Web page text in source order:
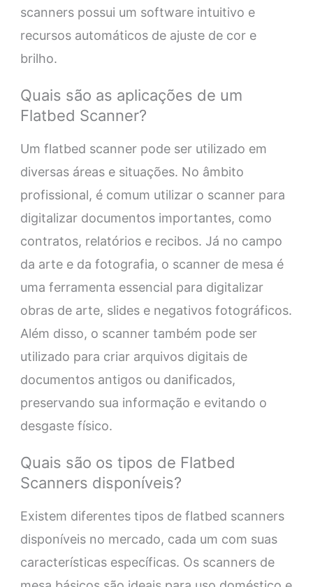
scanners possui um software intuitivo e
recursos automáticos de ajuste de cor e
brilho.
Quais são as aplicações de um
Flatbed Scanner?
Um flatbed scanner pode ser utilizado em
diversas áreas e situações. No âmbito
profissional, é comum utilizar o scanner para
digitalizar documentos importantes, como
contratos, relatórios e recibos. Já no campo
da arte e da fotografia, o scanner de mesa é
uma ferramenta essencial para digitalizar
obras de arte, slides e negativos fotográficos.
Além disso, o scanner também pode ser
utilizado para criar arquivos digitais de
documentos antigos ou danificados,
preservando sua informação e evitando o
desgaste físico.
Quais são os tipos de Flatbed
Scanners disponíveis?
Existem diferentes tipos de flatbed scanners
disponíveis no mercado, cada um com suas
características específicas. Os scanners de